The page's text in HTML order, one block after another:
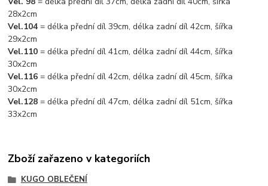
28x2cm
Vel.104 = délka přední díl 39cm, délka zadní díl 42cm, šířka
29x2cm
Vel.110= délka přední díl 41cm, délka zadní díl 44cm, šířka
30x2cm
Vel.116 = délka přední díl 42cm, délka zadní díl 45cm, šířka
30x2cm
Vel.128= délka přední díl 47cm, délka zadní díl 51cm, šířka
33x2cm
Zboží zařazeno v kategoriích
KUGO OBLEČENÍ